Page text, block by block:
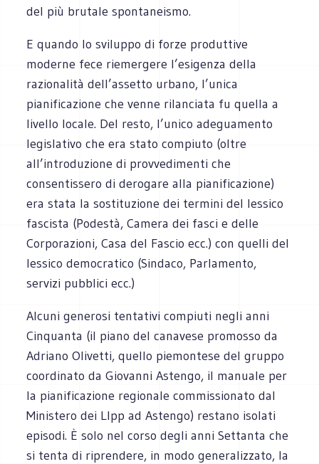
del più brutale spontaneismo.
E quando lo sviluppo di forze produttive
moderne fece riemergere l’esigenza della
razionalità dell’assetto urbano, l’unica
pianificazione che venne rilanciata fu quella a
livello locale. Del resto, l’unico adeguamento
legislativo che era stato compiuto (oltre
all’introduzione di provvedimenti che
consentissero di derogare alla pianificazione)
era stata la sostituzione dei termini del lessico
fascista (Podestà, Camera dei fasci e delle
Corporazioni, Casa del Fascio ecc.) con quelli del
lessico democratico (Sindaco, Parlamento,
servizi pubblici ecc.)
Alcuni generosi tentativi compiuti negli anni
Cinquanta (il piano del canavese promosso da
Adriano Olivetti, quello piemontese del gruppo
coordinato da Giovanni Astengo, il manuale per
la pianificazione regionale commissionato dal
Ministero dei Llpp ad Astengo) restano isolati
episodi. È solo nel corso degli anni Settanta che
si tenta di riprendere, in modo generalizzato, la